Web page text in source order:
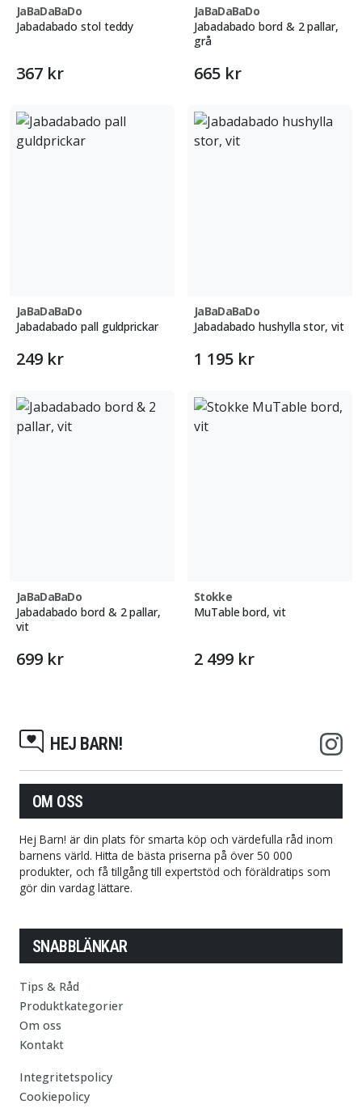
JaBaDaBaDo
Jabadabado stol teddy
367 kr
JaBaDaBaDo
Jabadabado bord & 2 pallar,
grå
665 kr
JaBaDaBaDo
Jabadabado pall guldprickar
249 kr
JaBaDaBaDo
Jabadabado hushylla stor, vit
1 195 kr
JaBaDaBaDo
Jabadabado bord & 2 pallar,
vit
699 kr
Stokke
MuTable bord, vit
2 499 kr
HEJ BARN!
OM OSS
Hej Barn! är din plats för smarta köp och värdefulla råd inom
barnens värld. Hitta de bästa priserna på över 50 000
produkter, och få tillgång till expertstöd och föräldratips som
gör din vardag lättare.
SNABBLÄNKAR
Tips & Råd
Produktkategorier
Om oss
Kontakt
Integritetspolicy
Cookiepolicy